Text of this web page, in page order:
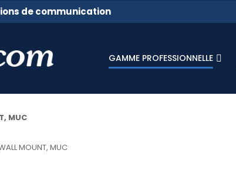
de communication
GAMME PROFESSIONNELLE
MUC